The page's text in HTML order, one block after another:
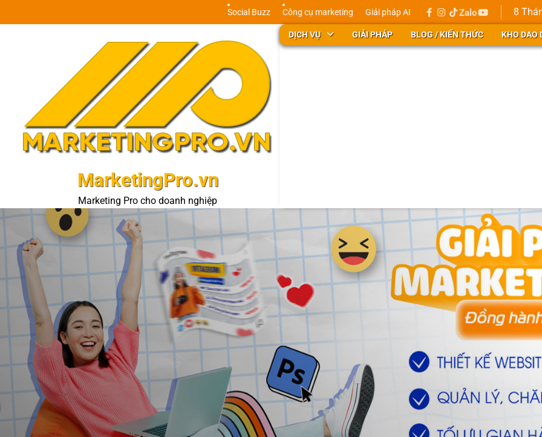
Social Buzz Công cụ marketing Giải pháp AI
facebook
instagram
tiktok
Zalo youtubeUpdate
city
8
MarketingPro.vn
Marketing Pro cho doanh nghiệp
DỊCH VỤ GIẢI PHÁP BLOG / KIẾN THỨC KHO DAO